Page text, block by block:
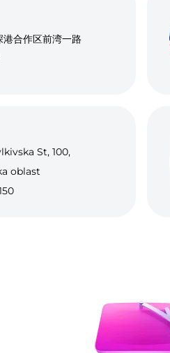
合作区前湾一路
St, 100,
oblast